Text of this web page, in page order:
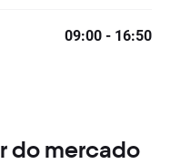
09:00 - 16:50
do mercado